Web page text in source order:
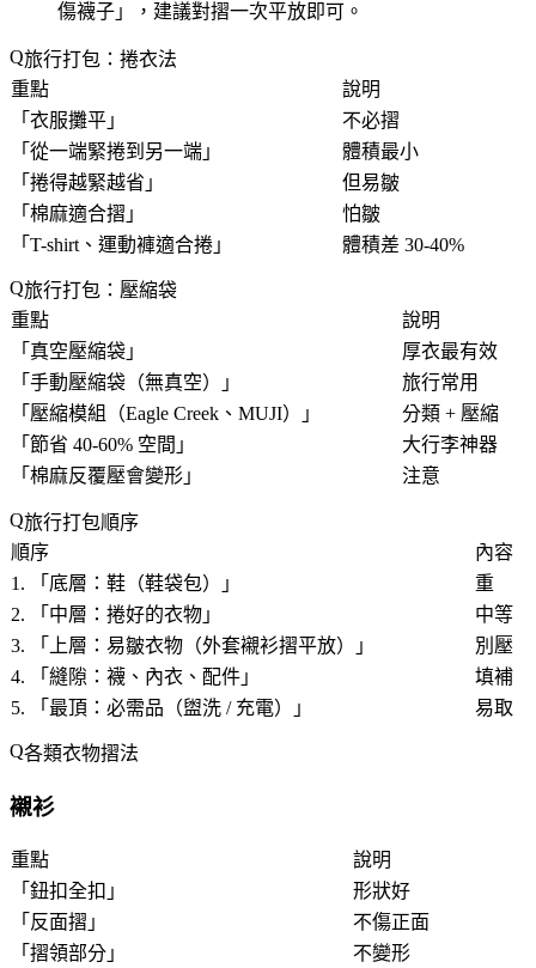
傷襪子 」，建議對摺一次平放即可。
旅行打包：捲衣法
重點
說明
「 衣服攤平 」
不必摺
「 從一端緊捲到另一端 」
體積最小
「 捲得越緊越省 」
但易皺
「 棉麻適合摺 」
怕皺
「 T-shirt、運動褲適合捲 」 體積差 30-40%
旅行打包：壓縮袋
重點
說明
「 真空壓縮袋 」
厚衣最有效
「 手動壓縮袋（無真空） 」
旅行常用
「 壓縮模組（Eagle Creek、MUJI） 」
分類 + 壓縮
「 節省 40-60% 空間 」
大行李神器
「 棉麻反覆壓會變形 」 注意
旅行打包順序
順序
內容
1. 「 底層：鞋（鞋袋包） 」
重
2. 「 中層：捲好的衣物 」
中等
3. 「
上層：易皺衣物（外套襯衫摺平放） 」
別壓
4. 「 縫隙：襪、內衣、配件 」
填補
5. 「 最頂：必需品（盥洗 / 充電） 」 易取
各類衣物摺法
襯衫
重點
說明
「 鈕扣全扣 」
形狀好
「 反面摺 」
不傷正面
「 摺領部分 」 不變形